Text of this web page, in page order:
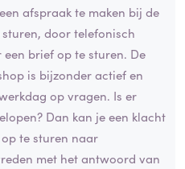
afspraak te maken bij de
door telefonisch
brief op te sturen. De
is bijzonder actief en
op vragen. Is er
Dan kan je een klacht
te sturen naar
met het antwoord van